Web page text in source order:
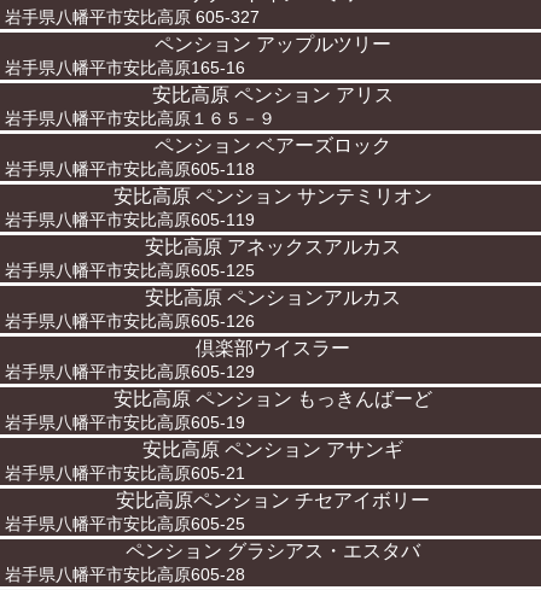
岩手県八幡平市安比高原 605-327
ペンション アップルツリー
岩手県八幡平市安比高原165-16
安比高原 ペンション アリス
岩手県八幡平市安比高原１６５－９
ペンション ベアーズロック
岩手県八幡平市安比高原605-118
安比高原 ペンション サンテミリオン
岩手県八幡平市安比高原605-119
安比高原 アネックスアルカス
岩手県八幡平市安比高原605-125
安比高原 ペンションアルカス
岩手県八幡平市安比高原605-126
倶楽部ウイスラー
岩手県八幡平市安比高原605-129
安比高原 ペンション もっきんばーど
岩手県八幡平市安比高原605-19
安比高原 ペンション アサンギ
岩手県八幡平市安比高原605-21
安比高原ペンション チセアイボリー
岩手県八幡平市安比高原605-25
ペンション グラシアス・エスタバ
岩手県八幡平市安比高原605-28